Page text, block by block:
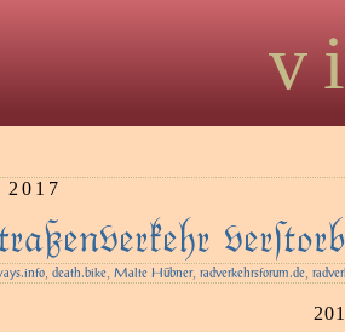
, death.bike, Malte Hübner, radverkehrsforum.de,